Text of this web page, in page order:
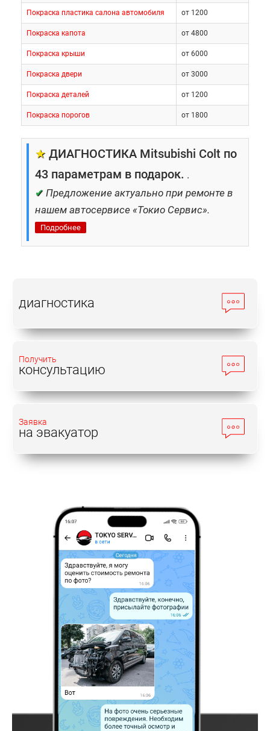
Покраска пластика салона автомобиля от 1200
Покраска капота от 4800
Покраска крыши от 6000
Покраска двери от 3000
Покраска деталей от 1200
Покраска порогов от 1800
★ ДИАГНОСТИКА Mitsubishi Colt по
43 параметрам в подарок. .
✔ Предложение актуально при ремонте в
нашем автосервисе «Токио Сервис».
Подробнее
диагностика
Получить
консультацию
Заявка
на эвакуатор